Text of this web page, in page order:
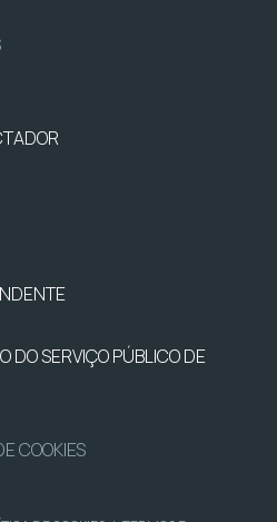
DO SERVIÇO PÚBLICO DE
COOKIES